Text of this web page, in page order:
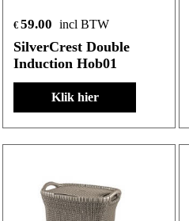
€ 59.00 incl BTW
SilverCrest Double
Induction Hob01
Klik hier